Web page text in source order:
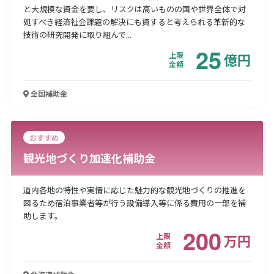
と大規模な資金を要し、リスクは高いものの国や世界全体で対
処すべき経済社会課題の解決にも資すると考えられる革新的な
技術の研究開発に取り組んで...
上限
金額
25億円
全国補助金
おすすめ
観光地づくり加速化補助金
道内各地の特性や実情に応じた魅力的な観光地づくりの推進を
図るため宿泊事業者等が行う設備導入等に係る費用の一部を補
助します。
上限
金額
200万円